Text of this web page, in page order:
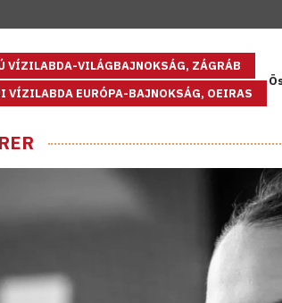
VÍZILABDA-VILÁGBAJNOKSÁG, ZÁGRÁB
VÍZILABDA EURÓPA-BAJNOKSÁG, OEIRAS